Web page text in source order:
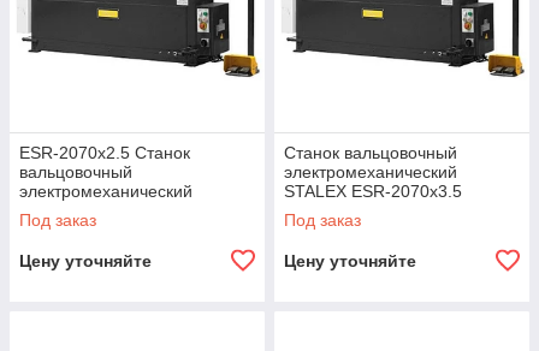
ESR-2070x2.5 Станок
вальцовочный
электромеханический
STALEX
Под заказ
Цену уточняйте
Станок вальцовочный
электромеханический
STALEX ESR-2070x3.5
Под заказ
Цену уточняйте